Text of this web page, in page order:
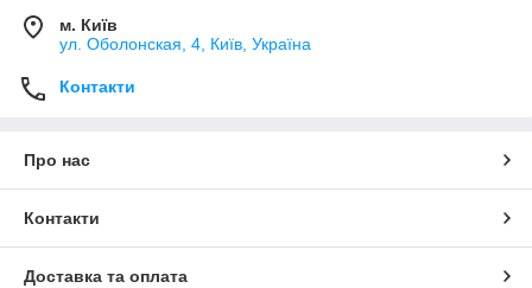
м. Київ
ул. Оболонская, 4, Київ, Україна
Контакти
Про нас
Контакти
Доставка та оплата